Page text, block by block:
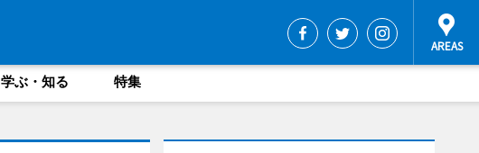
学ぶ・知る 特集